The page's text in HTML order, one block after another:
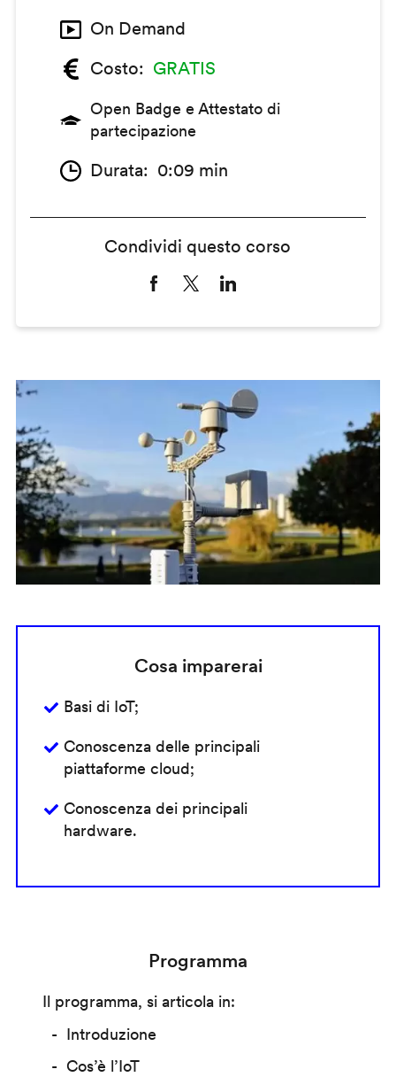
On Demand
Costo
GRATIS
Open Badge e Attestato di
partecipazione
Durata 0:09 min
Condividi questo corso
Cosa imparerai
Basi di IoT;
Conoscenza delle principali
piattaforme cloud;
Conoscenza dei principali
hardware.
Programma
Il programma, si articola in:
Introduzione
Cos’è l’IoT